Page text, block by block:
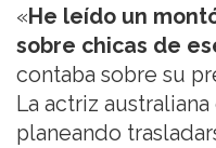
«He leído un
sobre chicas de
contaba sobre su
La actriz
planeando